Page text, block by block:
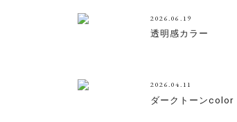
2026.06.19
透明感カラー
2026.04.11
ダークトーンcolor